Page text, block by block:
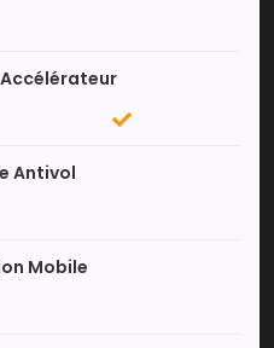
Antivol
Mobile